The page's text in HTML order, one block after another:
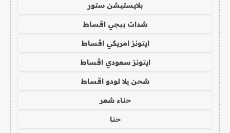
بلايستيشن ستور
شدات ببجي اقساط
ايتونز امريكي اقساط
ايتونز سعودي اقساط
شحن يلا لودو اقساط
حناء شعر
حنا